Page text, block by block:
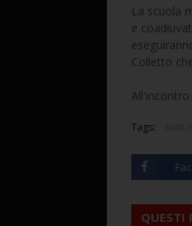
La scuola
e
Colletto
All'incontro
Tags:
QUESTI